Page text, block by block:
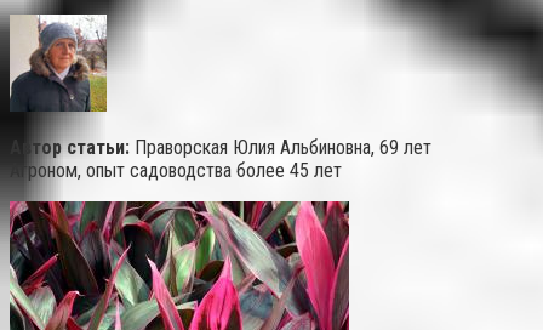
Автор статьи: Праворская Юлия Альбиновна, 69 лет
Агроном, опыт садоводства более 45 лет